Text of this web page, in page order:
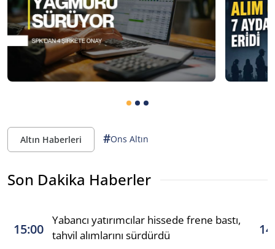
Altın Haberleri #Ons Altın
Son Dakika Haberler
15:00
Yabancı yatırımcılar hissede frene bastı,
tahvil alımlarını sürdürdü